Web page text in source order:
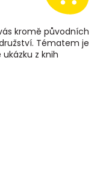
kromě původních
Tématem je
z knih